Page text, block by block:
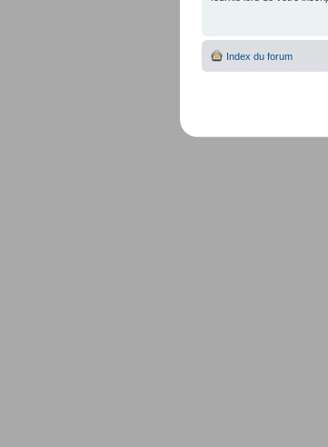
Index du forum